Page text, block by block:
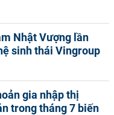
Nhật Vượng lần
sinh thái Vingroup
gia nhập thị
trong tháng 7 biến